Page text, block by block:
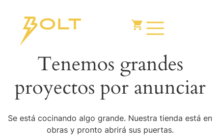
Tenemos grandes
proyectos por anunciar
Se está cocinando algo grande. Nuestra tienda está en
obras y pronto abrirá sus puertas.